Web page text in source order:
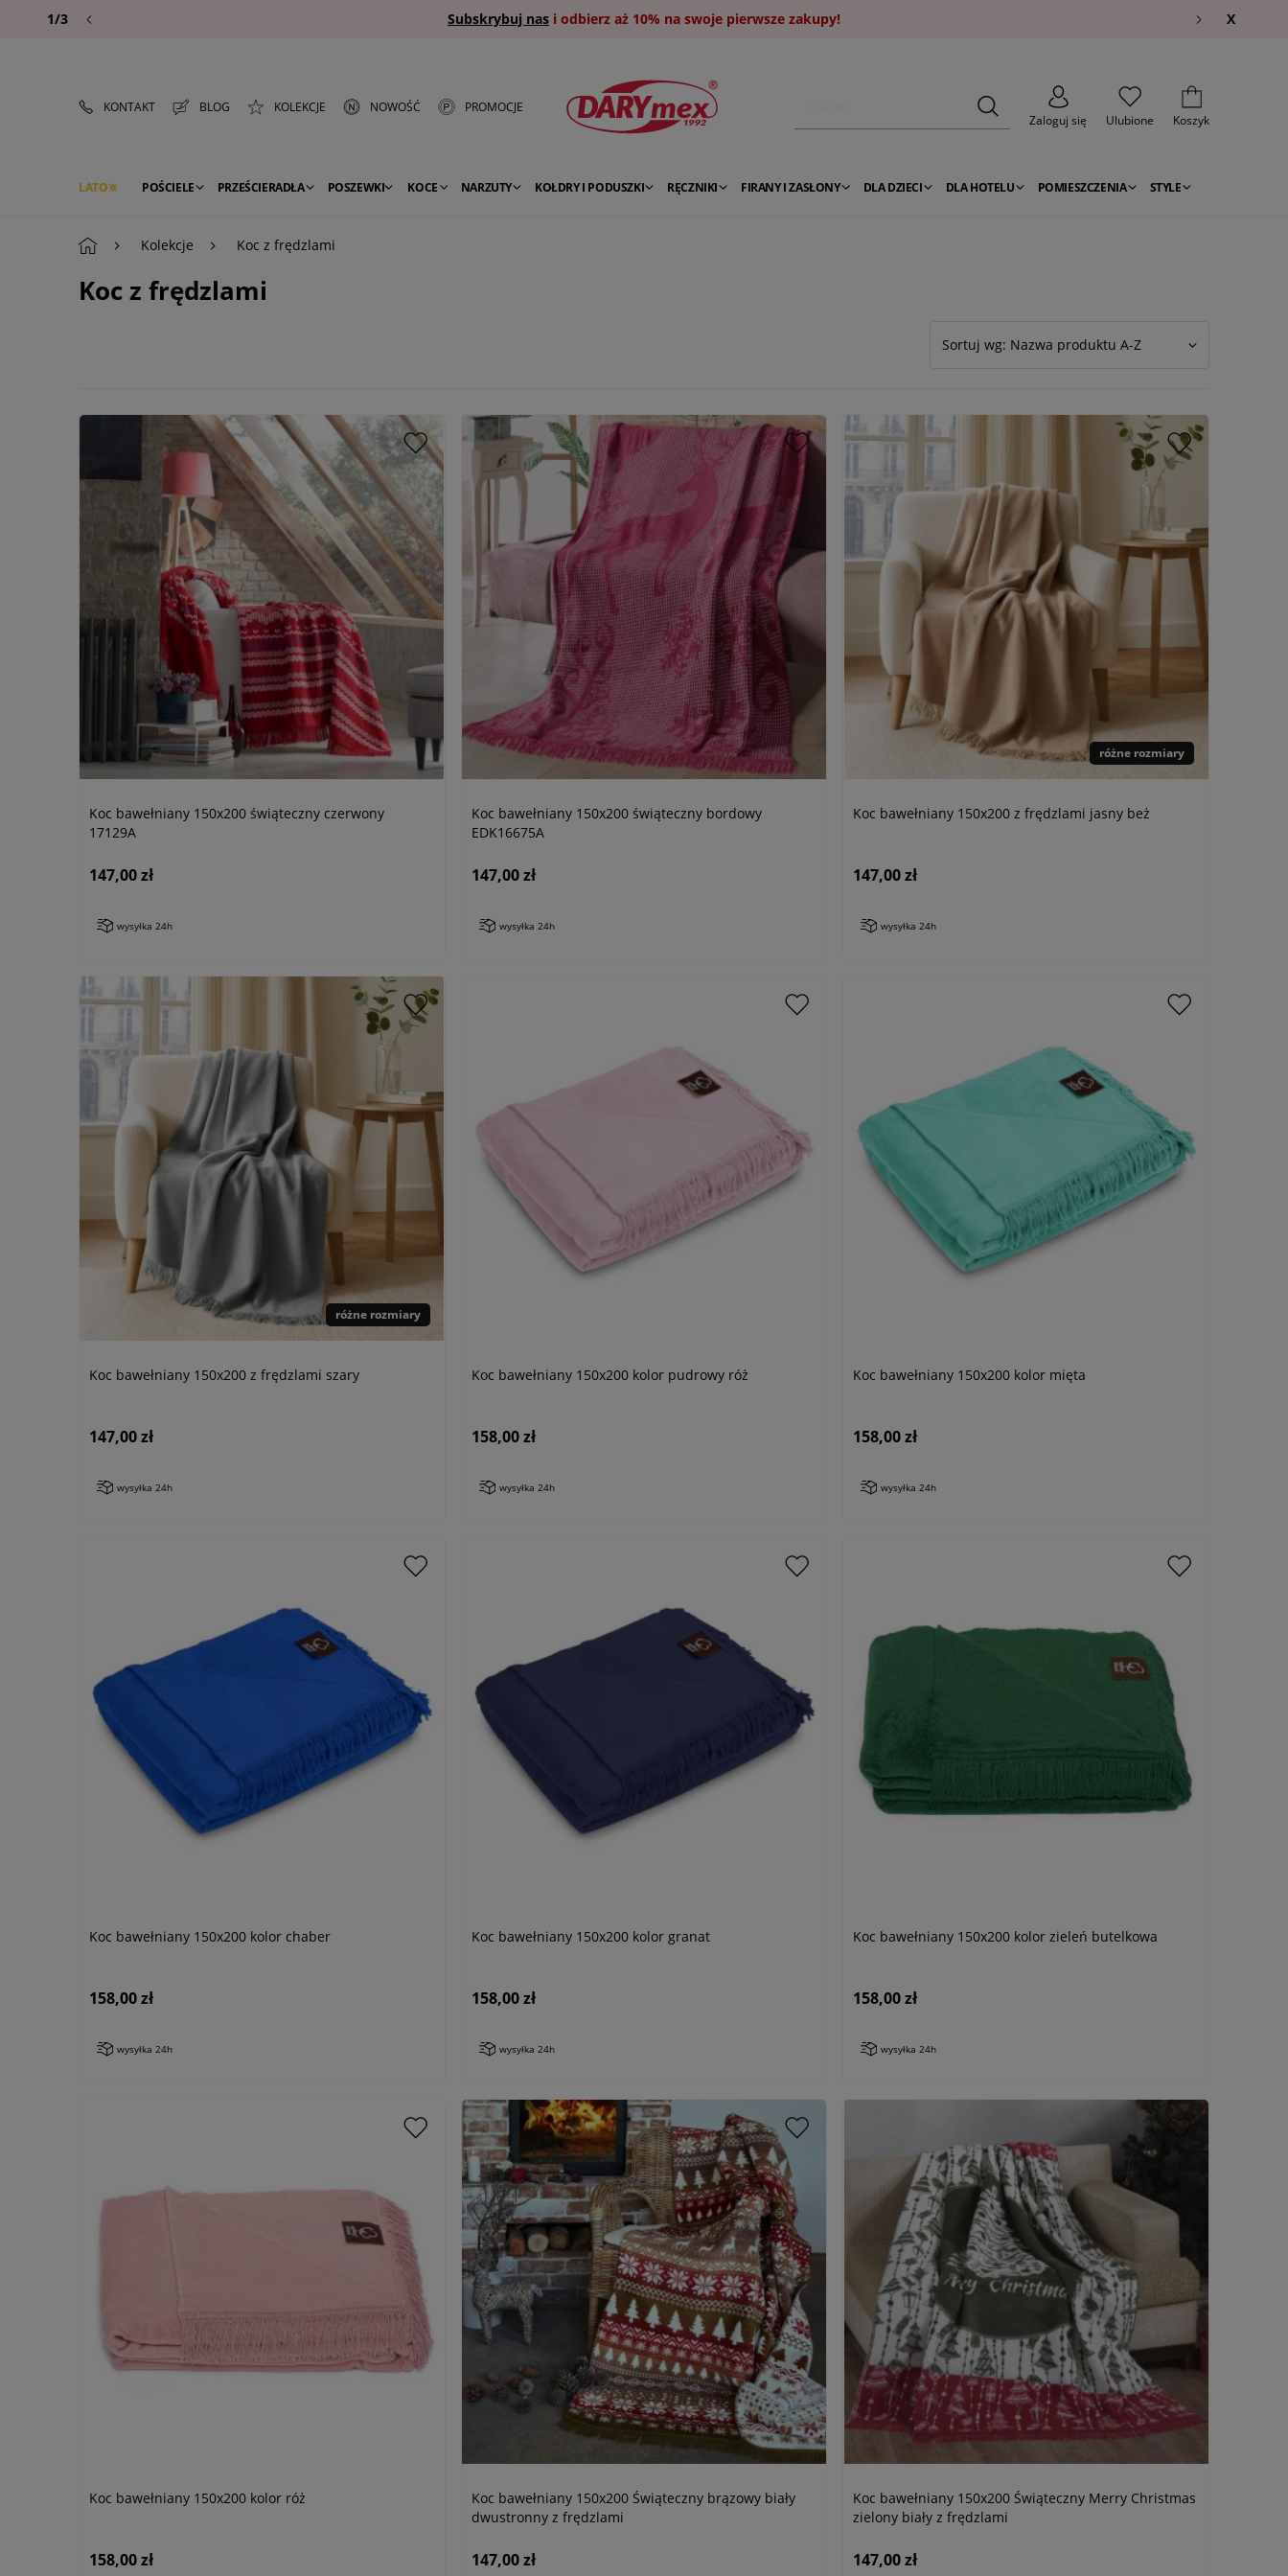
Subskrybuj nas i odbierz aż 10% na swoje pierwsze zakupy!
1/3 X
KONTAKT BLOG KOLEKCJE NOWOŚĆ
PROMOCJE
Zaloguj się
Ulubione Koszyk
LATO POŚCIELE PRZEŚCIERADŁA POSZEWKI KOCE NARZUTY KOŁDRY I PODUSZKI RĘCZNIKI FIRANY I ZASŁONY DLA DZIECI DLA HOTELU POMIESZCZENIA STYLE
Kolekcje Koc z frędzlami
Koc z frędzlami
Sortuj wg: Nazwa produktu A-Z
Koc bawełniany 150x200 świąteczny czerwony
17129A
147,00 zł
wysyłka 24h
Koc bawełniany 150x200 świąteczny bordowy
EDK16675A
147,00 zł
wysyłka 24h
różne rozmiary
Koc bawełniany 150x200 z frędzlami jasny beż
147,00 zł
wysyłka 24h
różne rozmiary
Koc bawełniany 150x200 z frędzlami szary
147,00 zł
wysyłka 24h
Koc bawełniany 150x200 kolor pudrowy róż
158,00 zł
wysyłka 24h
Koc bawełniany 150x200 kolor mięta
158,00 zł
wysyłka 24h
Koc bawełniany 150x200 kolor chaber
158,00 zł
wysyłka 24h
Koc bawełniany 150x200 kolor granat
158,00 zł
wysyłka 24h
Koc bawełniany 150x200 kolor zieleń butelkowa
158,00 zł
wysyłka 24h
Koc bawełniany 150x200 kolor róż
158,00 zł
Koc bawełniany 150x200 Świąteczny brązowy biały
dwustronny z frędzlami
147,00 zł
Koc bawełniany 150x200 Świąteczny Merry Christmas
zielony biały z frędzlami
147,00 zł